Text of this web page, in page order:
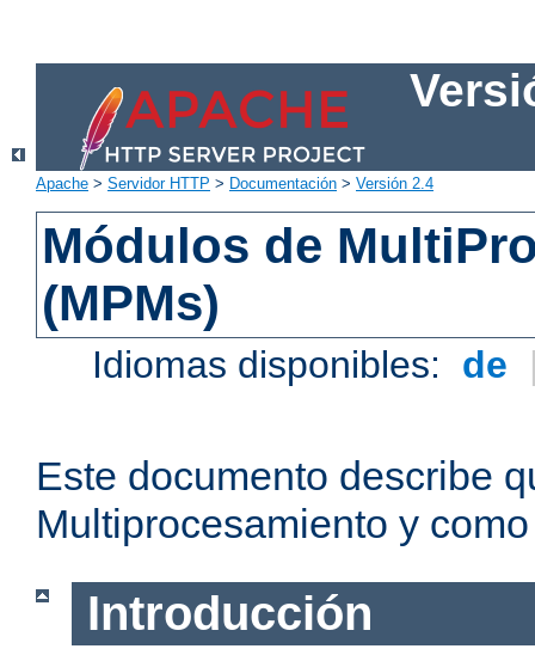
Apache > Servidor HTTP > Documentación > Versión 2.4
Módulos de
(MPMs)
Idiomas disponibles: de
Este documento describe
Multiprocesamiento y
Introducción